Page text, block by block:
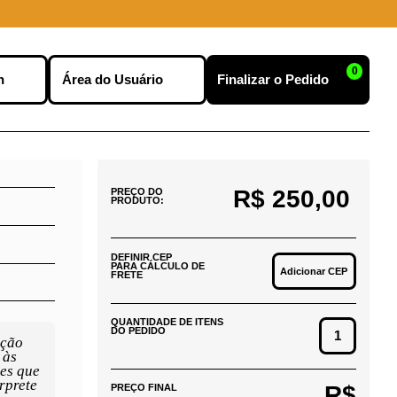
Efetuar Login Finalizar o Pedido 0
que
PREÇO DO
PRODUTO: R$ 250,00
DEFINIR CEP
PARA CÁLCULO DE
FRETE Adicionar CEP
QUANTIDADE DE ITENS
DO PEDIDO
PREÇO FINAL